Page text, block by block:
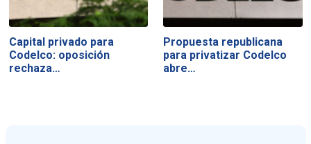
Capital privado para
Codelco: oposición
rechaza…
Propuesta republicana
para privatizar Codelco
abre…